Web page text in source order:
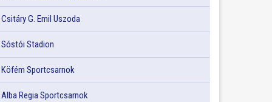
Csitáry G. Emil Uszoda
Sóstói Stadion
Köfém Sportcsarnok
Alba Regia Sportcsarnok